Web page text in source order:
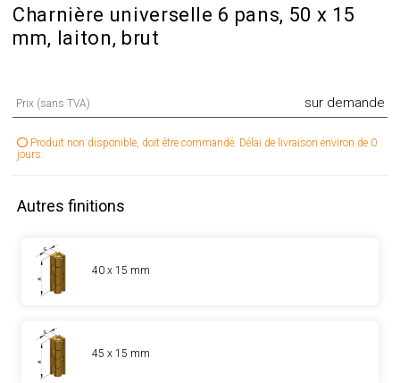
Charnière universelle 6 pans, 50 x 15
mm, laiton, brut
Prix (sans TVA) sur demande
Produit non disponible, doit être commandé. Délai de livraison environ de 0
jours.
Autres finitions
40 x 15 mm
45 x 15 mm